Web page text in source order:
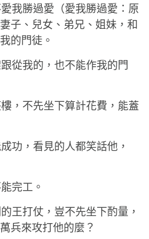
我勝過愛（愛我勝過愛：原
子、兒女、弟兄、姐妹，和
的門徒。
從我的，也不能作我的門
，不先坐下算計花費，能蓋
功，看見的人都笑話他，
完工。
王打仗，豈不先坐下酌量，
兵來攻打他的麼？